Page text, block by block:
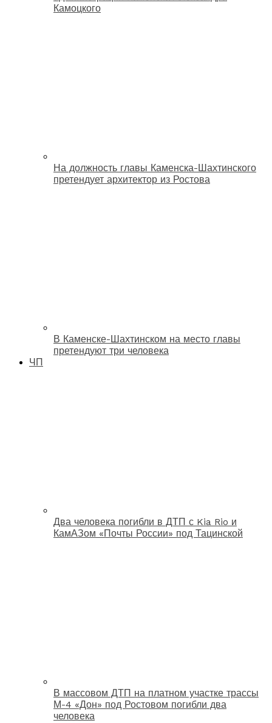
Камоцкого
На должность главы Каменска-Шахтинского
претендует архитектор из Ростова
В Каменске-Шахтинском на место главы
претендуют три человека
ЧП
Два человека погибли в ДТП с Kia Rio и
КамАЗом «Почты России» под Тацинской
В массовом ДТП на платном участке трассы
М-4 «Дон» под Ростовом погибли два
человека